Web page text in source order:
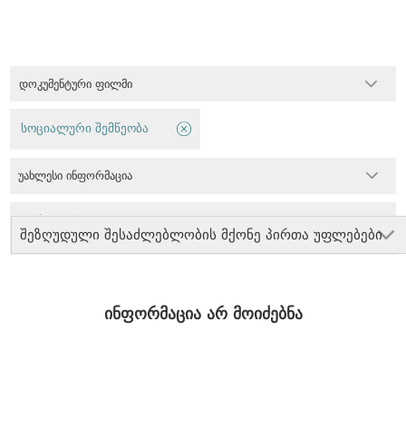
დოკუმენტური ფილმი
შეზღუდული შესაძლებლობის მქონე პირთა უფლებები
სოციალური შემწეობა
უახლესი ინფორმაცია
ინფორმაცია არ მოიძებნა